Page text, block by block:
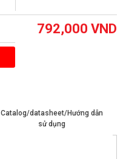
792,000 VND
Catalog/datasheet/Hướng dẫn
sử dụng